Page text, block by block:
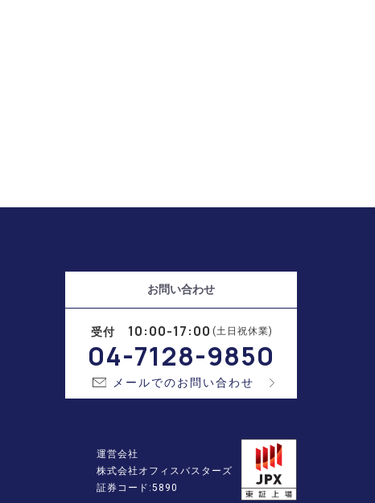
お問い合わせ
受付 10:00-17:00 (土日祝休業)
04-7128-9850
メールでのお問い合わせ
運営会社
株式会社オフィスバスターズ
証券コード:5890